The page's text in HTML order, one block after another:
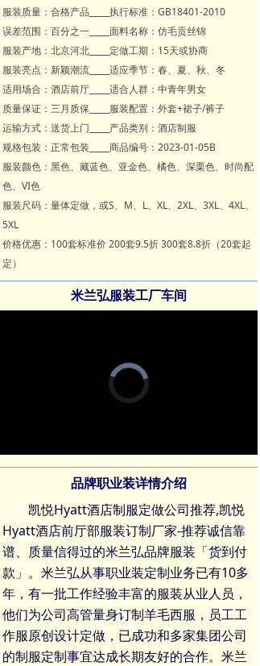
服装质量：合格产品_____执行标准：GB18401-2010
误差范围：百分之一_____面料名称：仿毛贡丝锦
服装产地：北京河北_____定做工期：15天或协商
服装亮点：新颖潮流_____适应季节：春、夏、秋、冬
适用场合：酒店前厅_____适合人群：中青年男女
质量保证：三月质保_____服装配置：外套+裙子/裤子
运输方式：送货上门_____产品类别：酒店制服
规格包装：正常包装_____商品编号：2023-01-05B
服装颜色：黑色、藏蓝色、亚金色、橘色、深栗色、时尚配
色、VI色
服装尺码：量体定做，或S、M、L、XL、2XL、3XL、4XL、
5XL
价格优惠：100套标准价 200套9.5折 300套8.8折（20套起
定）
凯悦Hyatt酒店制服定做公司推荐,凯悦
Hyatt酒店前厅部服装订制厂家-推荐诚信靠
谱、质量信得过的米兰弘品牌服装「货到付
款」。米兰弘从事职业装定制业务已有10多
年，有一批工作经验丰富的服装从业人员，
他们为公司高管量身订制羊毛西服 ， 员工工
作服原创设计定做，已成功和多家集团公司
的制服定制事宜达成长期友好的合作。米兰
Video
Player
is
loading.
0%
0%
米兰弘服装工厂车间
品牌职业装详情介绍